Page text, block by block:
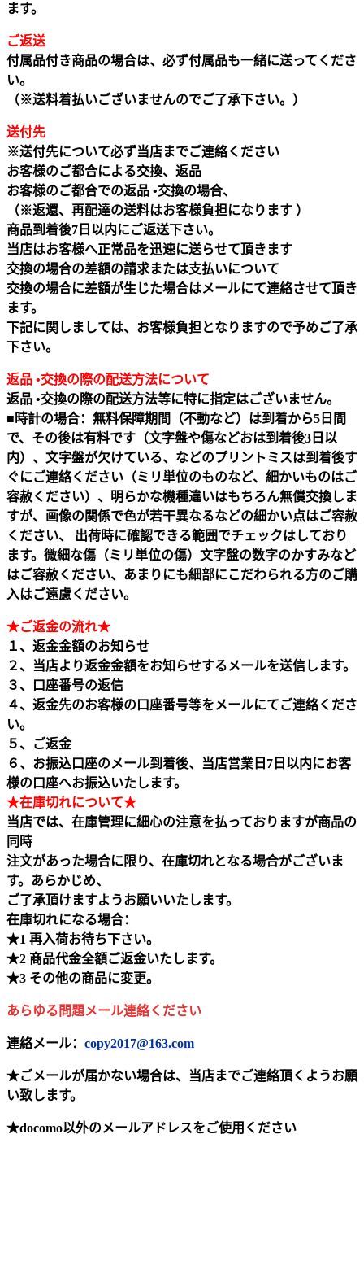
ます。
ご返送
付属品付き商品の場合は、必ず付属品も一緒に送ってくださ
い。
（※送料着払いございませんのでご了承下さい。）
送付先
※送付先について必ず当店までご連絡ください
お客様のご都合による交換、返品
お客様のご都合での返品 •交換の場合、
（※返還、再配達の送料はお客様負担になります ）
商品到着後7日以内にご返送下さい。
当店はお客様へ正常品を迅速に送らせて頂きます
交換の場合の差額の請求または支払いについて
交換の場合に差額が生じた場合はメールにて連絡させて頂き
ます。
下記に関しましては、お客様負担となりますので予めご了承
下さい。
返品 •交換の際の配送方法について
返品 •交換の際の配送方法等に特に指定はございません。
■時計の場合：無料保障期間（不動など）は到着から5日間
で、その後は有料です（文字盤や傷などおは到着後3日以
内）、文字盤が欠けている、などのプリントミスは到着後す
ぐにご連絡ください（ミリ単位のものなど、細かいものはご
容赦ください）、明らかな機種違いはもちろん無償交換しま
すが、画像の関係で色が若干異なるなどの細かい点はご容赦
ください、 出荷時に確認できる範囲でチェックはしており
ます。微細な傷（ミリ単位の傷）文字盤の数字のかすみなど
はご容赦ください、あまりにも細部にこだわられる方のご購
入はご遠慮ください。
★ご返金の流れ★
１、返金金額のお知らせ
２、当店より返金金額をお知らせするメールを送信します。
３、口座番号の返信
４、返金先のお客様の口座番号等をメールにてご連絡くださ
い。
５、ご返金
６、お振込口座のメール到着後、当店営業日7日以内にお客
様の口座へお振込いたします。
★在庫切れについて★
当店では、在庫管理に細心の注意を払っておりますが商品の
同時
注文があった場合に限り、在庫切れとなる場合がございま
す。あらかじめ、
ご了承頂けますようお願いいたします。
在庫切れになる場合：
★1 再入荷お待ち下さい。
★2 商品代金全額ご返金いたします。
★3 その他の商品に変更。
あらゆる問題メール連絡ください
連絡メール： copy2017@163.com
★ごメールが届かない場合は、当店までご連絡頂くようお願
い致します。
★docomo以外のメールアドレスをご使用ください